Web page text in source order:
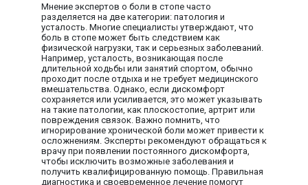
Мнение экспертов о боли в стопе часто
разделяется на две категории: патология и
усталость. Многие специалисты утверждают, что
боль в стопе может быть следствием как
физической нагрузки, так и серьезных заболеваний.
Например, усталость, возникающая после
длительной ходьбы или занятий спортом, обычно
проходит после отдыха и не требует медицинского
вмешательства. Однако, если дискомфорт
сохраняется или усиливается, это может указывать
на такие патологии, как плоскостопие, артрит или
повреждения связок. Важно помнить, что
игнорирование хронической боли может привести к
осложнениям. Эксперты рекомендуют обращаться к
врачу при появлении постоянного дискомфорта,
чтобы исключить возможные заболевания и
получить квалифицированную помощь. Правильная
диагностика и своевременное лечение помогут